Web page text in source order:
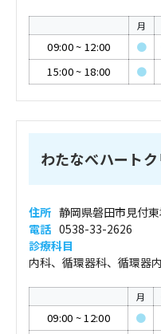
月
09:00~ 12:00 ●
15:00~ 18:00 ●
わたなべハート
住所 静岡県磐田市見付
電話 0538-33-2626
診療科目
内科、循環器科、循環器
月
09:00 ~12:00 ●